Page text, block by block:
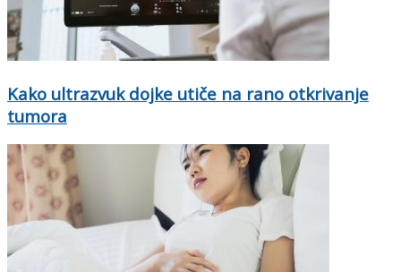
Kako ultrazvuk dojke utiče na rano otkrivanje
tumora